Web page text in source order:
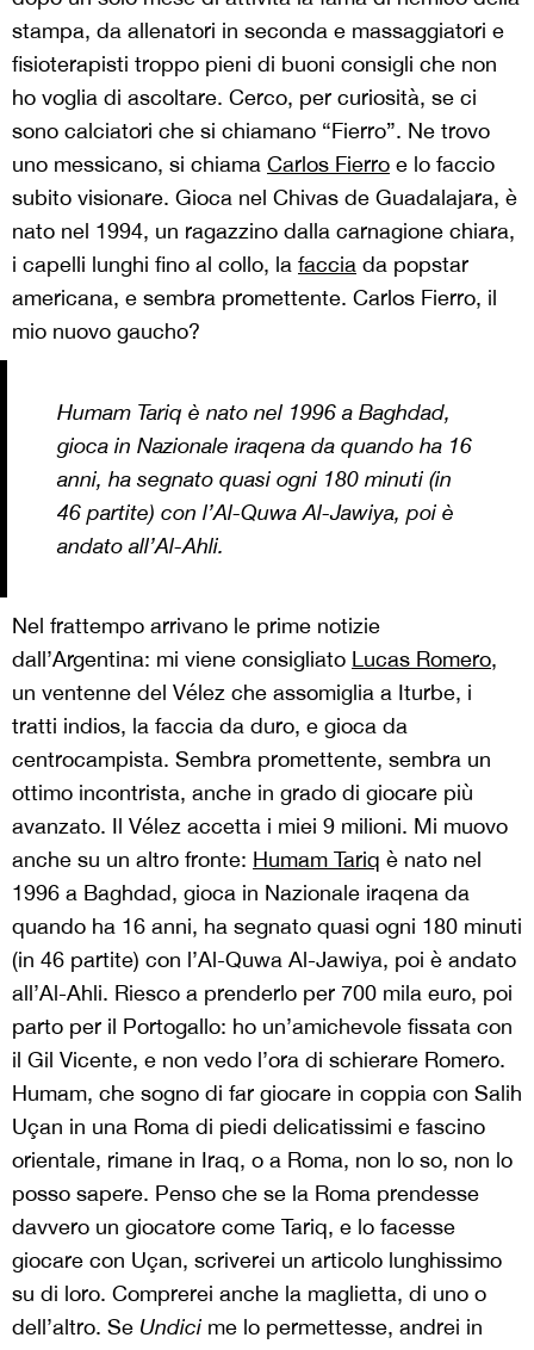
stampa, da allenatori in seconda e massaggiatori e
fisioterapisti troppo pieni di buoni consigli che non
ho voglia di ascoltare. Cerco, per curiosità, se ci
sono calciatori che si chiamano “Fierro”. Ne trovo
uno messicano, si chiama Carlos Fierro e lo faccio
subito visionare. Gioca nel Chivas de Guadalajara, è
nato nel 1994, un ragazzino dalla carnagione chiara,
i capelli lunghi fino al collo, la faccia da popstar
americana, e sembra promettente. Carlos Fierro, il
mio nuovo gaucho?
Humam Tariq è nato nel 1996 a Baghdad,
gioca in Nazionale iraqena da quando ha 16
anni, ha segnato quasi ogni 180 minuti (in
46 partite) con l’Al-Quwa Al-Jawiya, poi è
andato all’Al-Ahli.
Nel frattempo arrivano le prime notizie
dall’Argentina: mi viene consigliato Lucas Romero,
un ventenne del Vélez che assomiglia a Iturbe, i
tratti indios, la faccia da duro, e gioca da
centrocampista. Sembra promettente, sembra un
ottimo incontrista, anche in grado di giocare più
avanzato. Il Vélez accetta i miei 9 milioni. Mi muovo
anche su un altro fronte: Humam Tariq è nato nel
1996 a Baghdad, gioca in Nazionale iraqena da
quando ha 16 anni, ha segnato quasi ogni 180 minuti
(in 46 partite) con l’Al-Quwa Al-Jawiya, poi è andato
all’Al-Ahli. Riesco a prenderlo per 700 mila euro, poi
parto per il Portogallo: ho un’amichevole fissata con
il Gil Vicente, e non vedo l’ora di schierare Romero.
Humam, che sogno di far giocare in coppia con Salih
Uçan in una Roma di piedi delicatissimi e fascino
orientale, rimane in Iraq, o a Roma, non lo so, non lo
posso sapere. Penso che se la Roma prendesse
davvero un giocatore come Tariq, e lo facesse
giocare con Uçan, scriverei un articolo lunghissimo
su di loro. Comprerei anche la maglietta, di uno o
dell’altro. Se Undici me lo permettesse, andrei in